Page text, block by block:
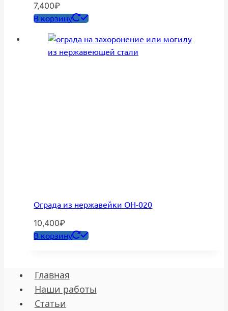
7,400₽
В корзину
Ограда из нержавейки ОН-020
10,400₽
В корзину
Главная
Наши работы
Статьи